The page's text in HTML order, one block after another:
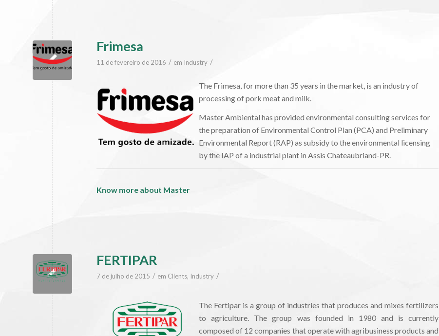
Frimesa
11 de fevereiro de 2016 / em Industry /
The Frimesa, for more than 35 years in the market, is an industry of
processing of pork meat and milk.
Master Ambiental has provided environmental consulting services for
the preparation of Environmental Control Plan (PCA) and Preliminary
Environmental Report (RAP) as subsidy to the environmental licensing
by the IAP of a industrial plant in Assis Chateaubriand-PR.
Know more about Master
FERTIPAR
7 de julho de 2015 / em Clients, Industry /
The Fertipar is a group of industries that produces and mixes fertilizers
to agriculture. The group was founded in 1980 and is currently
composed of 12 companies that operate with agribusiness products and